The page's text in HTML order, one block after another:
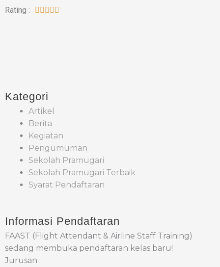
Rating :     
Kategori
Artikel
Berita
Kegiatan
Pengumuman
Sekolah Pramugari
Sekolah Pramugari Terbaik
Syarat Pendaftaran
Informasi Pendaftaran
FAAST (Flight Attendant & Airline Staff Training)
sedang membuka pendaftaran kelas baru!
Jurusan :